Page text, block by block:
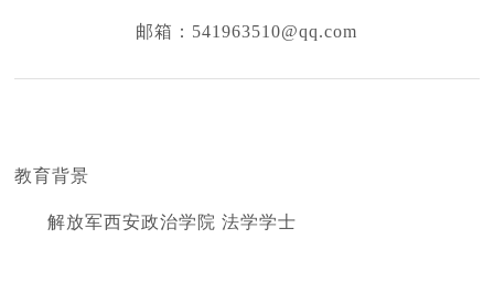
邮箱： 541963510@qq.com
教育背景
解放军西安政治学院 法学学士